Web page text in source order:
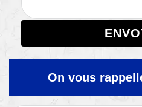
On vous